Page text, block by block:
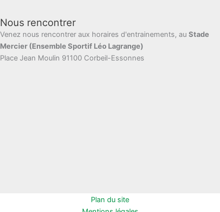
Nous rencontrer
Venez nous rencontrer aux horaires d'entrainements, au Stade
Mercier (Ensemble Sportif Léo Lagrange)
Place Jean Moulin 91100 Corbeil-Essonnes
Plan du site